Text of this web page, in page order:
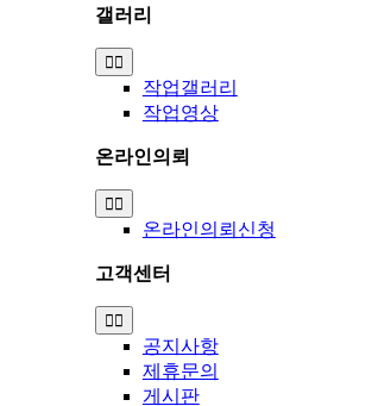
갤러리
Toggle
Navigation
작업갤러리
작업영상
온라인의뢰
Toggle
Navigation
온라인의뢰신청
고객센터
Toggle
Navigation
공지사항
제휴문의
게시판